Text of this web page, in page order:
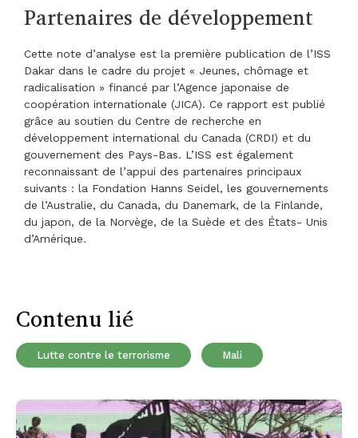
Partenaires de développement
Cette note d’analyse est la première publication de l’ISS
Dakar dans le cadre du projet « Jeunes, chômage et
radicalisation » financé par l’Agence japonaise de
coopération internationale (JICA). Ce rapport est publié
grâce au soutien du Centre de recherche en
développement international du Canada (CRDI) et du
gouvernement des Pays-Bas. L’ISS est également
reconnaissant de l’appui des partenaires principaux
suivants : la Fondation Hanns Seidel, les gouvernements
de l’Australie, du Canada, du Danemark, de la Finlande,
du japon, de la Norvège, de la Suède et des États- Unis
d’Amérique.
Contenu lié
Lutte contre le terrorisme Mali